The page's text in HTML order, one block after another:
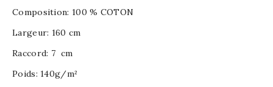
Composition: 100 % COTON
Largeur: 160 cm
Raccord: 7 cm
Poids: 140g/m²